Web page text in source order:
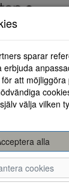
sparar
att möjliggöra
välja vilken
alla
cookies